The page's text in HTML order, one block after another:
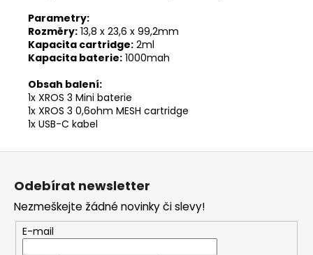
Parametry:
Rozměry: 13,8 x 23,6 x 99,2mm
Kapacita cartridge: 2ml
Kapacita baterie: 1000mah
Obsah balení:
1x XROS 3 Mini baterie
1x XROS 3 0,6ohm MESH cartridge
1x USB-C kabel
Odebírat newsletter
Nezmeškejte žádné novinky či slevy!
E-mail